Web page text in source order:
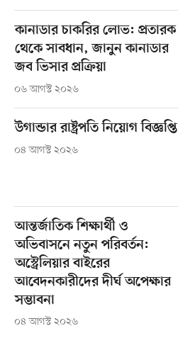
কানাডার চাকরির লোভ: প্রতারক
থেকে সাবধান, জানুন কানাডার
জব ভিসার প্রক্রিয়া
০৬ আগস্ট ২০২৬
উগান্ডার রাষ্ট্রপতি নিয়োগ বিজ্ঞপ্তি
০৪ আগস্ট ২০২৬
আন্তর্জাতিক শিক্ষার্থী ও
অভিবাসনে নতুন পরিবর্তন:
অস্ট্রেলিয়ার বাইরের
আবেদনকারীদের দীর্ঘ অপেক্ষার
সম্ভাবনা
০৪ আগস্ট ২০২৬